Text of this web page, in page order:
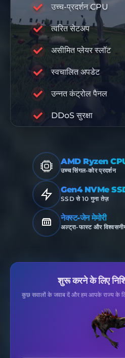
उच्च-प्रदर्शन CPU
त्वरित सेटअप
असीमित प्लेयर स्लॉट
स्वचालित अपडेट
उन्नत कंट्रोल पैनल
DDoS सुरक्षा
10%
AMD Ryzen
उच्च सिंगल-कोर प्रदर्शन
Gen4 NVMe
SSD से 10 गुना तेज़
नेक्स्ट-जेन मेमोरी
अल्ट्रा-फास्ट और
शुरू करने के लिए
कुछ सवालों के जवाब दें और हम आपके राज्य के